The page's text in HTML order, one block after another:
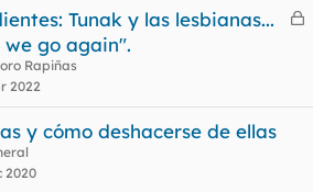
C
a
Tunak y las lesbianas...
we go again".
Rapiñas
2022
y cómo deshacerse de ellas
2020